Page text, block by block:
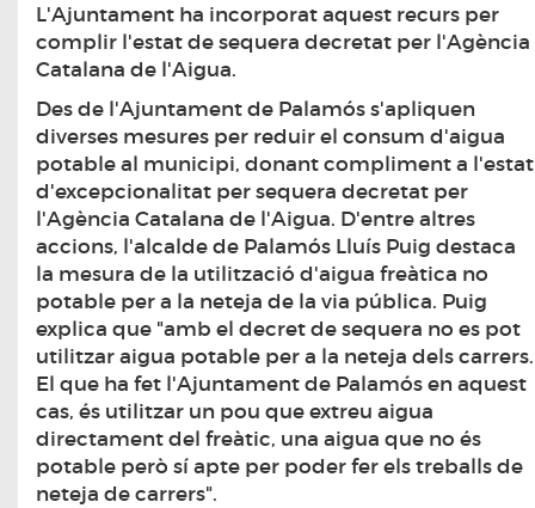
L'Ajuntament ha incorporat aquest recurs per
complir l'estat de sequera decretat per l'Agència
Catalana de l'Aigua.
Des de l'Ajuntament de Palamós s'apliquen
diverses mesures per reduir el consum d'aigua
potable al municipi, donant compliment a l'estat
d'excepcionalitat per sequera decretat per
l'Agència Catalana de l'Aigua. D'entre altres
accions, l'alcalde de Palamós Lluís Puig destaca
la mesura de la utilització d'aigua freàtica no
potable per a la neteja de la via pública. Puig
explica que "amb el decret de sequera no es pot
utilitzar aigua potable per a la neteja dels carrers.
El que ha fet l'Ajuntament de Palamós en aquest
cas, és utilitzar un pou que extreu aigua
directament del freàtic, una aigua que no és
potable però sí apte per poder fer els treballs de
neteja de carrers".